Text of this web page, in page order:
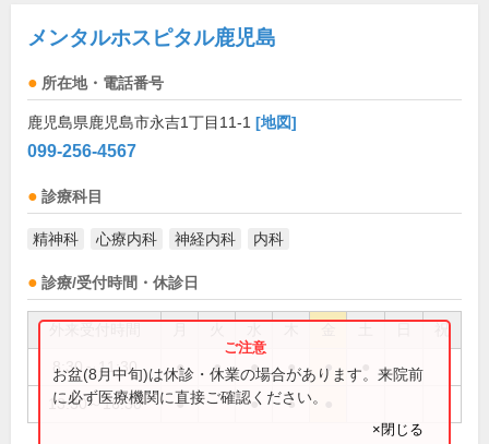
メンタルホスピタル鹿児島
所在地・電話番号
鹿児島県鹿児島市永吉1丁目11-1 [地図]
099-256-4567
診療科目
精神科 心療内科 神経内科 内科
診療/受付時間・休診日
祝
8:30～11:30 ● ● ● ● ●
13:30～16:30 ● ● ●
お盆(8月中旬)は休診・休業の場合があります。来院前
に必ず医療機関に直接ご確認ください。
×閉じる